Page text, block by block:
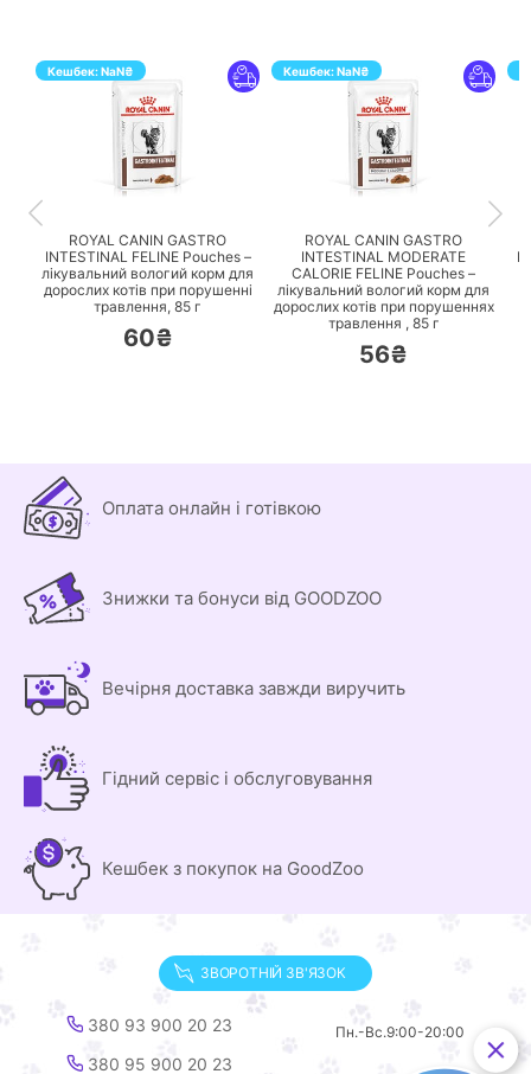
Кешбек:NaN₴
ПЕРЕЙТИ
ROYAL CANIN GASTRO
INTESTINAL FELINE Pouches –
лікувальний вологий корм для
дорослих котів при порушенні
травлення, 85 г
60₴
Кешбек:NaN₴
ПЕРЕЙТИ
ROYAL CANIN GASTRO
INTESTINAL MODERATE
CALORIE FELINE Pouches –
лікувальний вологий корм для
дорослих котів при порушеннях
травлення , 85 г
56₴
Оплата онлайн і готівкою
Знижки та бонуси від GOODZOO
Вечірня доставка завжди виручить
Гідний сервіс і обслуговування
Кешбек з покупок на GoodZoo
ЗВОРОТНІЙ ЗВ'ЯЗОК
380 93 900 20 23
380 95 900 20 23
Пн.-Вс.9:00-20:00